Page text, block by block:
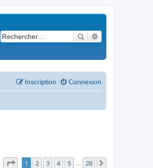
Rechercher
Connexion
Inscription
Page sur20
1 2 3 4 5 … 20